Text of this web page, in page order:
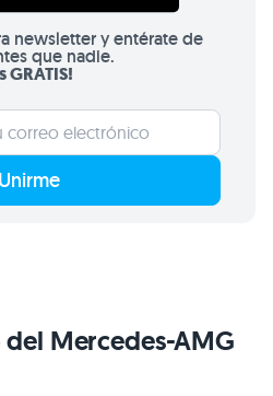
newsletter y entérate de
que nadie.
GRATIS!
Unirme
Mercedes-AMG